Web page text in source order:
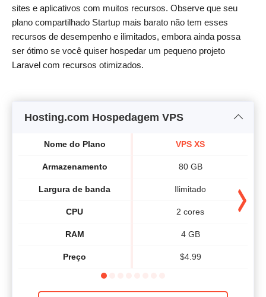
sites e aplicativos com muitos recursos. Observe que seu
plano compartilhado Startup mais barato não tem esses
recursos de desempenho e ilimitados, embora ainda possa
ser ótimo se você quiser hospedar um pequeno projeto
Laravel com recursos otimizados.
Hosting.com Hospedagem VPS
Nome do Plano
Armazenamento
Largura de banda
CPU
RAM
Preço
VPS XS
80 GB
Ilimitado
2 cores
4 GB
$4.99